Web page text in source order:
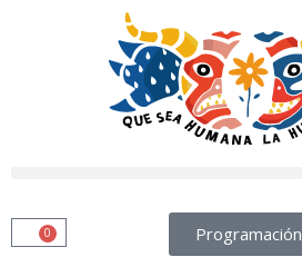
Programación
0